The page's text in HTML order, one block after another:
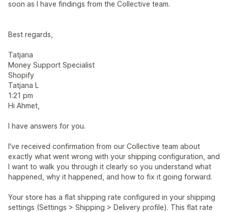
soon as I have findings from the Collective team.
Best regards,
Tatjana
Money Support Specialist
Shopify
Tatjana L
1:21 pm
Hi Ahmet,
I have answers for you.
I've received confirmation from our Collective team about
exactly what went wrong with your shipping configuration, and
I want to walk you through it clearly so you understand what
happened, why it happened, and how to fix it going forward.
Your store has a flat shipping rate configured in your shipping
settings (Settings > Shipping > Delivery profile). This flat rate